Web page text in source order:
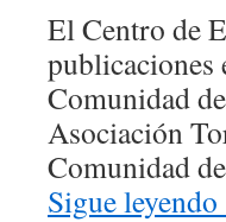
El Centro de
publicaciones
Comunidad
Asociación
Comunidad
Sigue leyendo